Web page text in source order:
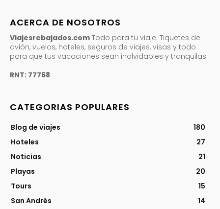
ACERCA DE NOSOTROS
Viajesrebajados.com Todo para tu viaje. Tiquetes de
avión, vuelos, hoteles, seguros de viajes, visas y todo
para que tus vacaciones sean inolvidables y tranquilas.
RNT: 77768
CATEGORIAS POPULARES
Blog de viajes
180
Hoteles
27
Noticias
21
Playas
20
Tours
15
San Andrés
14